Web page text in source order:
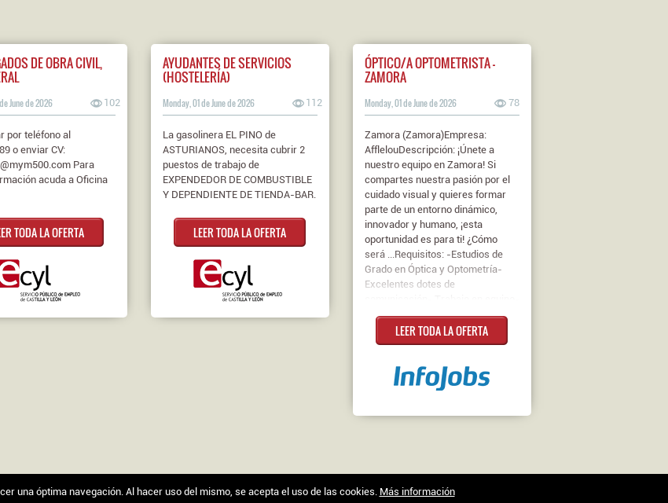
DE OBRA CIVIL,
June de 2026 102
por teléfono al
o enviar CV:
Para
acuda a Oficina
TODA LA OFERTA
AYUDANTES DE SERVICIOS
(HOSTELERÍA)
Monday, 01 de June de 2026 112
La gasolinera EL PINO de
ASTURIANOS, necesita cubrir 2
puestos de trabajo de
EXPENDEDOR DE COMBUSTIBLE
Y DEPENDIENTE DE TIENDA-BAR.
LEER TODA LA OFERTA
ÓPTICO/A OPTOMETRISTA -
ZAMORA
Monday, 01 de June de 2026 78
Zamora (Zamora)Empresa:
AfflelouDescripción: ¡Únete a
nuestro equipo en Zamora! Si
compartes nuestra pasión por el
cuidado visual y quieres formar
parte de un entorno dinámico,
innovador y humano, ¡esta
oportunidad es para ti! ¿Cómo
será ...Requisitos: -Estudios de
Grado en Óptica y Optometría-
Excelentes dotes de
Confianza en el uso de equipo
técnico- Destreza manual y
precisión- Buena organización y
detalleContrato:
IndefinidoJornada: Completa
LEER TODA LA OFERTA
una óptima navegación. Al hacer uso del mismo, se acepta el uso de las cookies. Más información